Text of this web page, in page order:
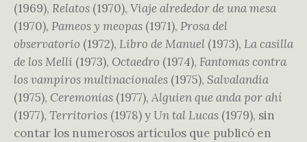
(1969), Relatos (1970), Viaje alrededor de una mesa
(1970), Pameos y meopas (1971), Prosa del
observatorio (1972), Libro de Manuel (1973), La casilla
de los Melli (1973), Octaedro (1974), Fantomas contra
los vampiros multinacionales (1975), Salvalandia
(1975), Ceremonias (1977), Alguien que anda por ahí
(1977), Territorios (1978) y Un tal Lucas (1979), sin
contar los numerosos artículos que publicó en